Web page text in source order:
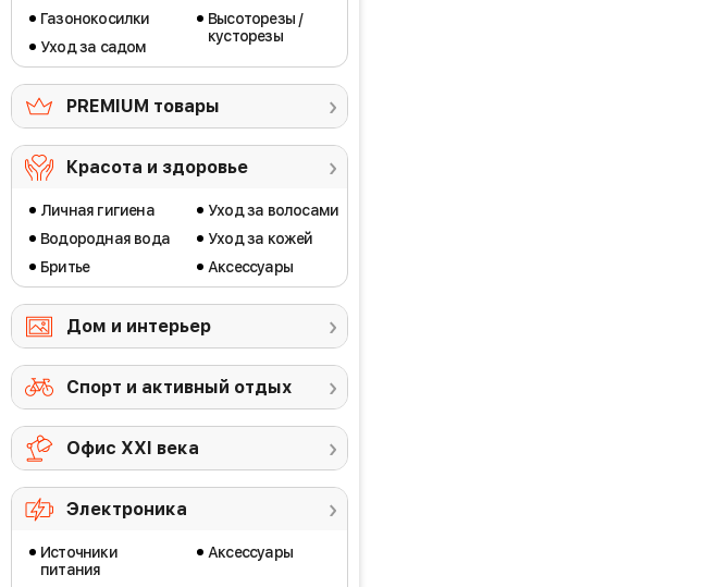
Газонокосилки
Уход за садом
Высоторезы /
кусторезы
PREMIUM товары
Красота и здоровье
Личная гигиена
Водородная вода
Бритье
Уход за волосами
Уход за кожей
Аксессуары
Дом и интерьер
Спорт и активный отдых
Офис ХХI века
Электроника
Источники
питания
Аксессуары